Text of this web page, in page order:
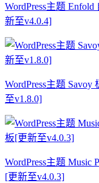
WordPress主题
新至v4.0.4]
WordPress主题
至v1.8.0]
WordPress主题
[更新至v4.0.3]